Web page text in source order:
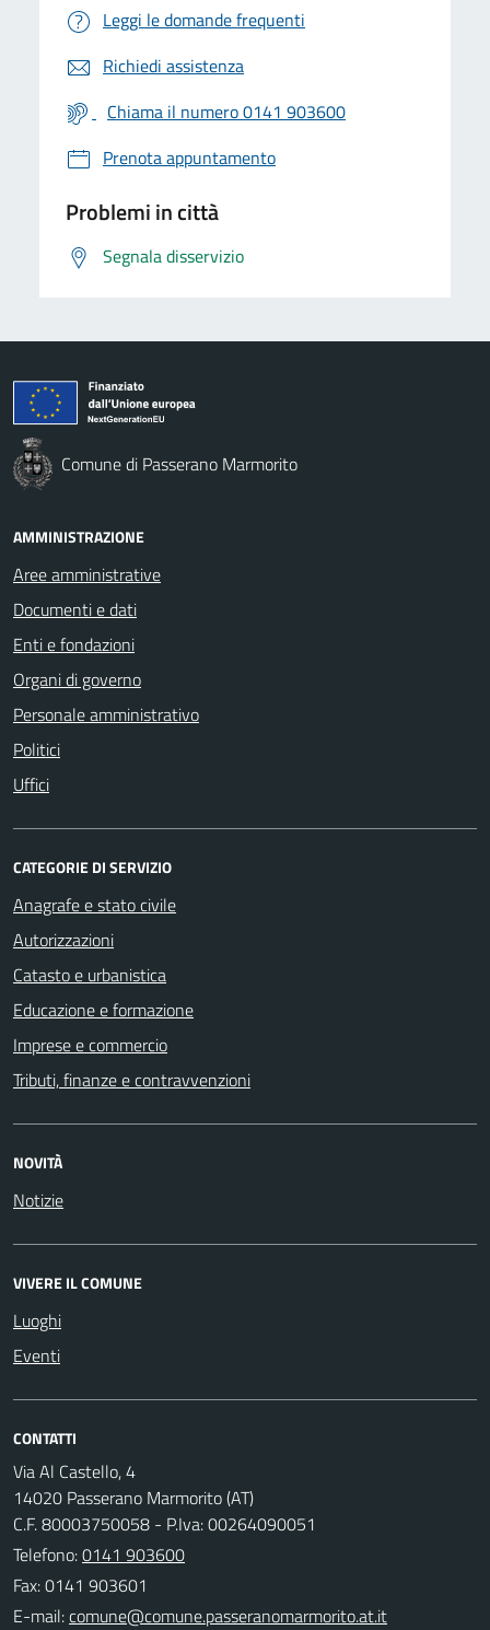
Leggi le domande frequenti
Richiedi assistenza
Chiama il numero 0141 903600
Prenota appuntamento
Problemi in città
Segnala disservizio
Comune di Passerano Marmorito
AMMINISTRAZIONE
Aree amministrative
Documenti e dati
Enti e fondazioni
Organi di governo
Personale amministrativo
Politici
Uffici
CATEGORIE DI SERVIZIO
Anagrafe e stato civile
Autorizzazioni
Catasto e urbanistica
Educazione e formazione
Imprese e commercio
Tributi, finanze e contravvenzioni
NOVITÀ
Notizie
VIVERE IL COMUNE
Luoghi
Eventi
CONTATTI
Via Al Castello, 4
14020 Passerano Marmorito (AT)
C.F. 80003750058 - P.Iva: 00264090051
Telefono:0141 903600
Fax: 0141 903601
E-mail: